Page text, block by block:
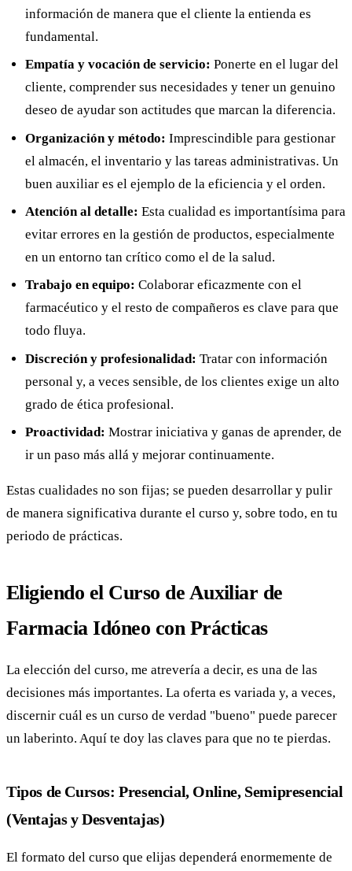
información de manera que el cliente la entienda es
fundamental.
Empatía y vocación de servicio: Ponerte en el lugar del
cliente, comprender sus necesidades y tener un genuino
deseo de ayudar son actitudes que marcan la diferencia.
Organización y método: Imprescindible para gestionar
el almacén, el inventario y las tareas administrativas. Un
buen auxiliar es el ejemplo de la eficiencia y el orden.
Atención al detalle: Esta cualidad es importantísima para
evitar errores en la gestión de productos, especialmente
en un entorno tan crítico como el de la salud.
Trabajo en equipo: Colaborar eficazmente con el
farmacéutico y el resto de compañeros es clave para que
todo fluya.
Discreción y profesionalidad: Tratar con información
personal y, a veces sensible, de los clientes exige un alto
grado de ética profesional.
Proactividad: Mostrar iniciativa y ganas de aprender, de
ir un paso más allá y mejorar continuamente.
Estas cualidades no son fijas; se pueden desarrollar y pulir
de manera significativa durante el curso y, sobre todo, en tu
periodo de prácticas.
Eligiendo el Curso de Auxiliar de
Farmacia Idóneo con Prácticas
La elección del curso, me atrevería a decir, es una de las
decisiones más importantes. La oferta es variada y, a veces,
discernir cuál es un curso de verdad "bueno" puede parecer
un laberinto. Aquí te doy las claves para que no te pierdas.
Tipos de Cursos: Presencial, Online, Semipresencial
(Ventajas y Desventajas)
El formato del curso que elijas dependerá enormemente de